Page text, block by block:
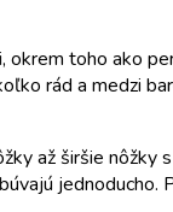
toho ako
rád a medzi
až širšie